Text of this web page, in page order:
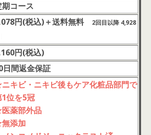
期コース
円(税込)＋送料無料
2回目以降 4,928
円(税込)
日間返金保証
キビ・ニキビ後もケア化粧品部門で
1位を5冠
薬部外品
添加